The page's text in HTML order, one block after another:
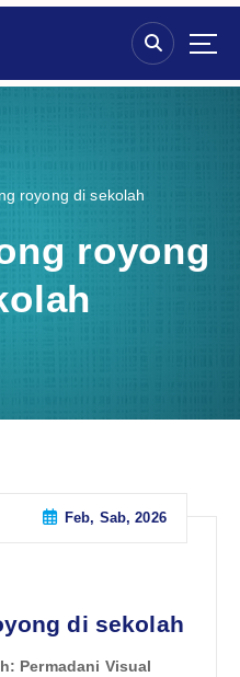
royong di sekolah
royong
Feb, Sab, 2026
di sekolah
Permadani Visual